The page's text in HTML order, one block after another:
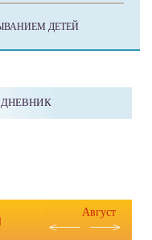
ДЕТЕЙ
Август